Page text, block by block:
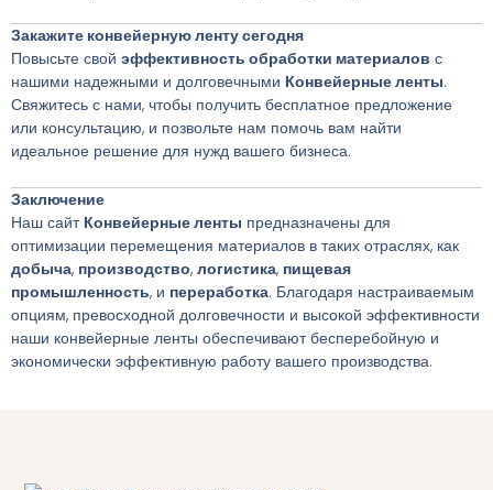
Закажите конвейерную ленту сегодня
Повысьте свой эффективность обработки материалов с
нашими надежными и долговечными Конвейерные ленты.
Свяжитесь с нами, чтобы получить бесплатное предложение
или консультацию, и позвольте нам помочь вам найти
идеальное решение для нужд вашего бизнеса.
Заключение
Наш сайт Конвейерные ленты предназначены для
оптимизации перемещения материалов в таких отраслях, как
добыча, производство, логистика, пищевая
промышленность, и переработка. Благодаря настраиваемым
опциям, превосходной долговечности и высокой эффективности
наши конвейерные ленты обеспечивают бесперебойную и
экономически эффективную работу вашего производства.